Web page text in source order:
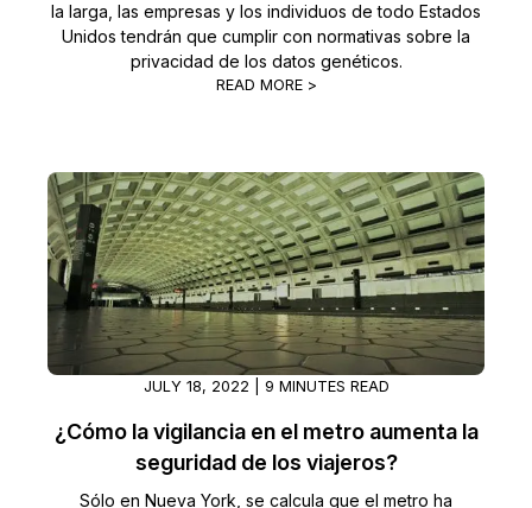
la larga, las empresas y los individuos de todo Estados
Unidos tendrán que cumplir con normativas sobre la
privacidad de los datos genéticos.
READ MORE >
JULY 18, 2022 | 9 MINUTES READ
¿Cómo la vigilancia en el metro aumenta la
seguridad de los viajeros?
Sólo en Nueva York, se calcula que el metro ha